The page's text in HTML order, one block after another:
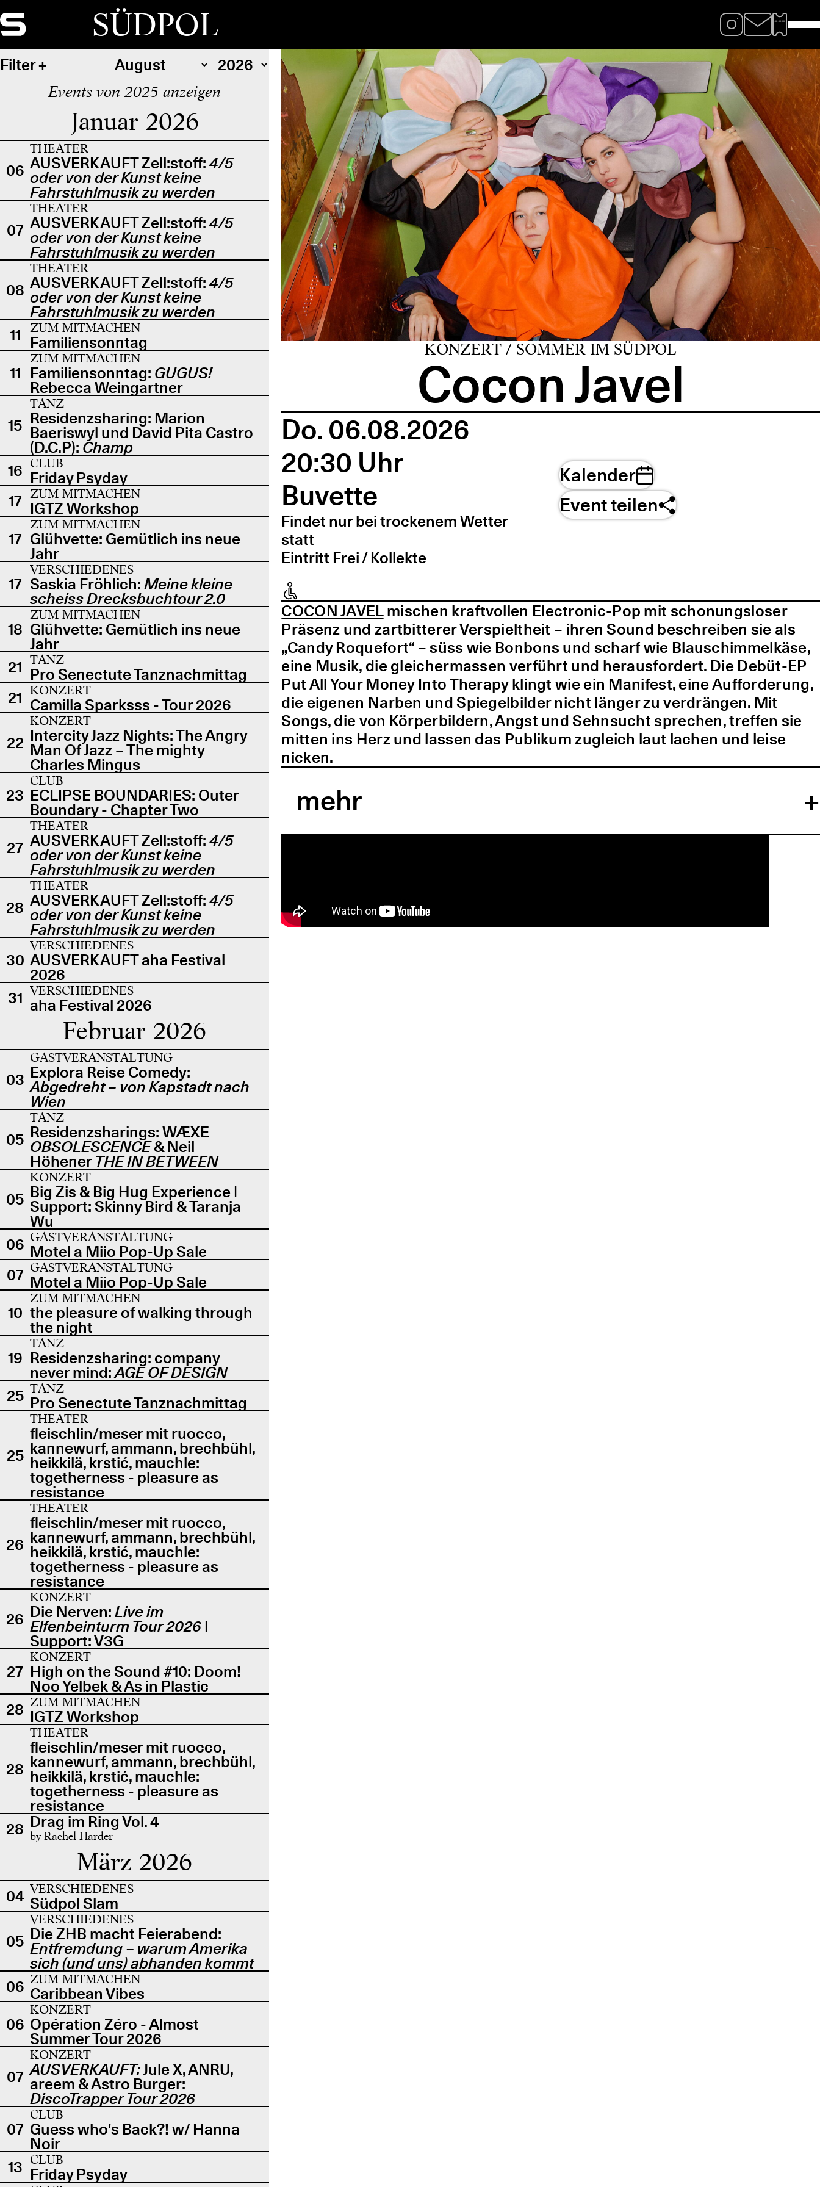
SÜDPOL
Filter
Events von 2025 anzeigen
Januar 2026
06
THEATER
AUSVERKAUFT Zell:stoff: 4/5
oder von der Kunst keine
Fahrstuhlmusik zu werden
07
THEATER
AUSVERKAUFT Zell:stoff: 4/5
oder von der Kunst keine
Fahrstuhlmusik zu werden
08
THEATER
AUSVERKAUFT Zell:stoff: 4/5
oder von der Kunst keine
Fahrstuhlmusik zu werden
11
ZUM MITMACHEN
Familiensonntag
11
ZUM MITMACHEN
Familiensonntag: GUGUS!
Rebecca Weingartner
15
TANZ
Residenzsharing: Marion
Baeriswyl und David Pita Castro
(D.C.P): Champ
16 CLUB
Friday Psyday
17 ZUM MITMACHEN
IGTZ Workshop
17
ZUM MITMACHEN
Glühvette: Gemütlich ins neue
Jahr
17
VERSCHIEDENES
Saskia Fröhlich: Meine kleine
scheiss Drecksbuchtour 2.0
18
ZUM MITMACHEN
Glühvette: Gemütlich ins neue
Jahr
21 TANZ
Pro Senectute Tanznachmittag
21 KONZERT
Camilla Sparksss - Tour 2026
22
KONZERT
Intercity Jazz Nights: The Angry
Man Of Jazz – The mighty
Charles Mingus
23
CLUB
ECLIPSE BOUNDARIES: Outer
Boundary - Chapter Two
27
THEATER
AUSVERKAUFT Zell:stoff: 4/5
oder von der Kunst keine
Fahrstuhlmusik zu werden
28
THEATER
AUSVERKAUFT Zell:stoff: 4/5
oder von der Kunst keine
Fahrstuhlmusik zu werden
30
VERSCHIEDENES
AUSVERKAUFT aha Festival
2026
31 VERSCHIEDENES
aha Festival 2026
Februar 2026
03
GASTVERANSTALTUNG
Explora Reise Comedy:
Abgedreht – von Kapstadt nach
Wien
05
TANZ
Residenzsharings: WÆXE
OBSOLESCENCE& Neil
Höhener THE IN BETWEEN
05
KONZERT
Big Zis & Big Hug Experience |
Support: Skinny Bird & Taranja
Wu
06 GASTVERANSTALTUNG
Motel a Miio Pop-Up Sale
07 GASTVERANSTALTUNG
Motel a Miio Pop-Up Sale
10
ZUM MITMACHEN
the pleasure of walking through
the night
19
TANZ
Residenzsharing: company
never mind:AGE OF DESIGN
25 TANZ
Pro Senectute Tanznachmittag
25
THEATER
fleischlin/meser mit ruocco,
kannewurf, ammann, brechbühl,
heikkilä, krstić, mauchle:
togetherness - pleasure as
resistance
26
THEATER
fleischlin/meser mit ruocco,
kannewurf, ammann, brechbühl,
heikkilä, krstić, mauchle:
togetherness - pleasure as
resistance
26
KONZERT
Die Nerven:Live im
Elfenbeinturm Tour 2026 |
Support: V3G
27
KONZERT
High on the Sound #10: Doom!
Noo Yelbek & As in Plastic
28 ZUM MITMACHEN
IGTZ Workshop
28
THEATER
fleischlin/meser mit ruocco,
kannewurf, ammann, brechbühl,
heikkilä, krstić, mauchle:
togetherness - pleasure as
resistance
28 Drag im Ring Vol. 4
by Rachel Harder
März 2026
04 VERSCHIEDENES
Südpol Slam
05
VERSCHIEDENES
Die ZHB macht Feierabend:
Entfremdung – warum Amerika
sich (und uns) abhanden kommt
06 ZUM MITMACHEN
Caribbean Vibes
06
KONZERT
Opération Zéro - Almost
Summer Tour 2026
07
KONZERT
AUSVERKAUFT:Jule X, ANRU,
areem & Astro Burger:
DiscoTrapper Tour 2026
07
CLUB
Guess who's Back?! w/ Hanna
Noir
13 CLUB
Friday Psyday
KONZERT / SOMMER IM SÜDPOL
Cocon Javel
Do. 06.08.2026
20:30 Uhr
Buvette
Findet nur bei trockenem Wetter
statt
Eintritt Frei / Kollekte
Kalender
Event teilen
COCON JAVELmischen kraftvollen Electronic-Pop mit schonungsloser
Präsenz und zartbitterer Verspieltheit – ihren Sound beschreiben sie als
„Candy Roquefort“ – süss wie Bonbons und scharf wie Blauschimmelkäse,
eine Musik, die gleichermassen verführt und herausfordert. Die Debüt-EP
Put All Your Money Into Therapy klingt wie ein Manifest, eine Aufforderung,
die eigenen Narben und Spiegelbilder nicht länger zu verdrängen. Mit
Songs, die von Körperbildern, Angst und Sehnsucht sprechen, treffen sie
mitten ins Herz und lassen das Publikum zugleich laut lachen und leise
nicken.
mehr